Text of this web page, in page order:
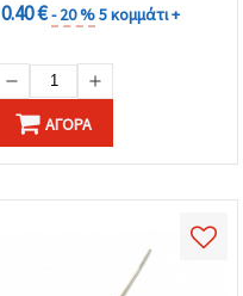
0.40 €- 20 %5 κομμάτι +
ΑΓΟΡΆ